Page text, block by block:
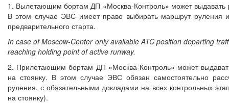
1. Вылетающим бортам ДП «Москва-Контроль» может выдавать
В этом случае ЭВС имеет право выбирать маршрут руления
предварительного старта.
In case of Moscow-Center only available ATC position departing
reaching holding point of active runway.
2. Прилетающим бортам ДП «Москва-Контроль» может
на стоянку. В этом случае ЭВС обязан самостоятельно
руления, с обязательными докладами на всех контрольных
на стоянку).